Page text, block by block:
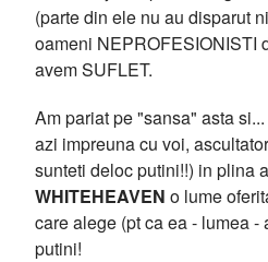
(parte din ele nu au disparut
oameni NEPROFESIONISTI
avem SUFLET.
Am pariat pe "sansa" asta
azi impreuna cu voi,
sunteti deloc putini!!) in plina
WHITEHEAVEN o lume
care alege (pt ca ea - lumea
putini!